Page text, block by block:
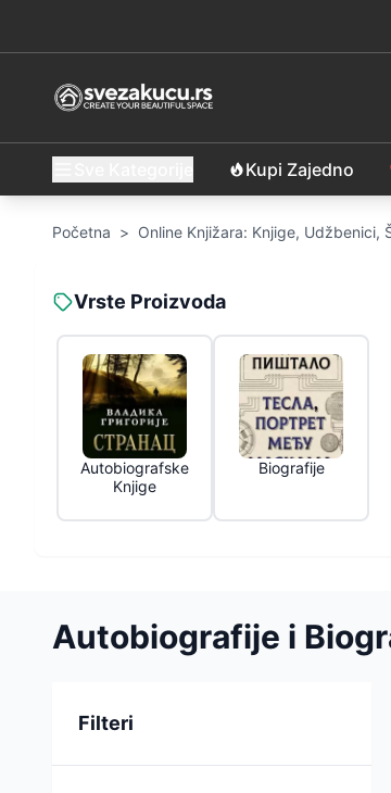
Kupi Zajedno
Početna > Online Knjižara: Knjige, Udžbenici,
Vrste Proizvoda
Autobiografske
Knjige
Biografije
Autobiografije i
Filteri